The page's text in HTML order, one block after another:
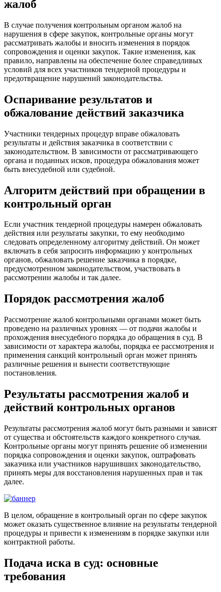
жалоб
В случае получения контрольным органом жалоб на
нарушения в сфере закупок, контрольные органы могут
рассматривать жалобы и вносить изменения в порядок
сопровождения и оценки закупок. Такие изменения, как
правило, направлены на обеспечение более справедливых
условий для всех участников тендерной процедуры и
предотвращение нарушений законодательства.
Оспаривание результатов и
обжалование действий заказчика
Участники тендерных процедур вправе обжаловать
результаты и действия заказчика в соответствии с
законодательством. В зависимости от рассматривающего
органа и поданных исков, процедура обжалования может
быть внесудебной или судебной.
Алгоритм действий при обращении в
контрольный орган
Если участник тендерной процедуры намерен обжаловать
действия или результаты закупки, то ему необходимо
следовать определенному алгоритму действий. Он может
включать в себя запросить информацию у контрольных
органов, обжаловать решение заказчика в порядке,
предусмотренном законодательством, участвовать в
рассмотрении жалобы и так далее.
Порядок рассмотрения жалоб
Рассмотрение жалоб контрольными органами может быть
проведено на различных уровнях — от подачи жалобы и
прохождения внесудебного порядка до обращения в суд. В
зависимости от характера жалобы, порядка ее рассмотрения и
применения санкций контрольный орган может принять
различные решения и вынести соответствующие
постановления.
Результаты рассмотрения жалоб и
действий контрольных органов
Результаты рассмотрения жалоб могут быть разными и зависят
от существа и обстоятельств каждого конкретного случая.
Контрольные органы могут принять решение об изменении
порядка сопровождения и оценки закупок, оштрафовать
заказчика или участников нарушивших законодательство,
принять меры для восстановления нарушенных прав и так
далее.
В целом, обращение в контрольный орган по сфере закупок
может оказать существенное влияние на результаты тендерной
процедуры и привести к изменениям в порядке закупки или
контрактной работы.
Подача иска в суд: основные
требования